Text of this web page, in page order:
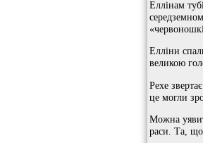
Еллінам
Елліни
великою
Рехе
це могли
Можна
раси. Та, що